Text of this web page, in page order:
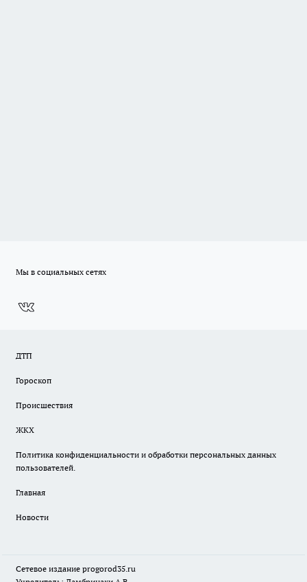
Мы в социальных сетях
ДТП
Гороскоп
Происшествия
ЖКХ
Политика конфиденциальности и обработки персональных данных
пользователей.
Главная
Новости
Сетевое издание progorod35.ru